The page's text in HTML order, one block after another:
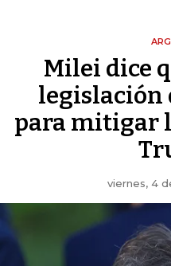
Milei dice
legislación
para mitigar
viernes, 4